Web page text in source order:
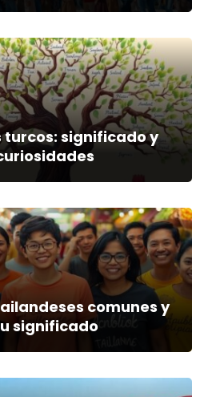
turcos: significado y
comunes y
significado